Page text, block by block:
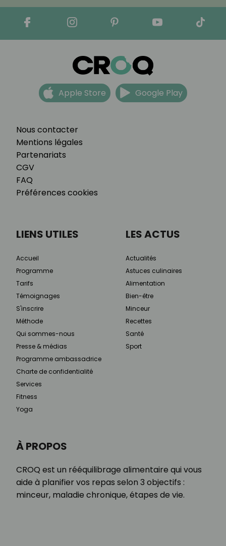
Nous contacter
Mentions légales
Partenariats
CGV
FAQ
Préférences cookies
Apple Store Google Play
À PROPOS
CROQ est un rééquilibrage alimentaire qui vous
aide à planifier vos repas selon 3 objectifs :
minceur, maladie chronique, étapes de vie.
LIENS UTILES
Accueil
Programme
Tarifs
Témoignages
S'inscrire
Méthode
Qui sommes-nous
Presse & médias
Programme ambassadrice
Charte de confidentialité
Services
Fitness
Yoga
LES ACTUS
Actualités
Astuces culinaires
Alimentation
Bien-être
Minceur
Recettes
Santé
Sport